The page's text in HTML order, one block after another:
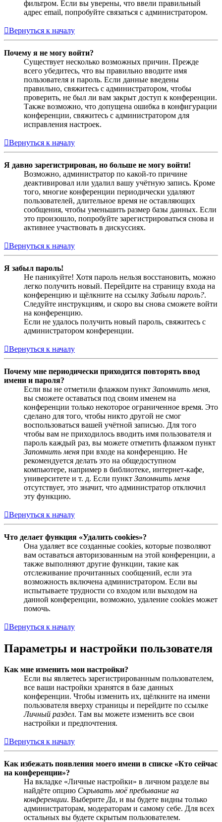
фильтром. Если вы уверены, что ввели правильный
адрес email, попробуйте связаться с администратором.
Вернуться к началу
Почему я не могу войти?
Существует несколько возможных причин. Прежде
всего убедитесь, что вы правильно вводите имя
пользователя и пароль. Если данные введены
правильно, свяжитесь с администратором, чтобы
проверить, не был ли вам закрыт доступ к конференции.
Также возможно, что допущена ошибка в конфигурации
конференции, свяжитесь с администратором для
исправления настроек.
Вернуться к началу
Я давно зарегистрирован, но больше не могу войти!
Возможно, администратор по какой-то причине
деактивировал или удалил вашу учётную запись. Кроме
того, многие конференции периодически удаляют
пользователей, длительное время не оставляющих
сообщения, чтобы уменьшить размер базы данных. Если
это произошло, попробуйте зарегистрироваться снова и
активнее участвовать в дискуссиях.
Вернуться к началу
Я забыл пароль!
Не паникуйте! Хотя пароль нельзя восстановить, можно
легко получить новый. Перейдите на страницу входа на
конференцию и щёлкните на ссылку Забыли пароль?.
Следуйте инструкциям, и скоро вы снова сможете войти
на конференцию.
Если не удалось получить новый пароль, свяжитесь с
администратором конференции.
Вернуться к началу
Почему мне периодически приходится повторять ввод
имени и пароля?
Если вы не отметили флажком пункт Запомнить меня,
вы сможете оставаться под своим именем на
конференции только некоторое ограниченное время. Это
сделано для того, чтобы никто другой не смог
воспользоваться вашей учётной записью. Для того
чтобы вам не приходилось вводить имя пользователя и
пароль каждый раз, вы можете отметить флажком пункт
Запомнить меня при входе на конференцию. Не
рекомендуется делать это на общедоступном
компьютере, например в библиотеке, интернет-кафе,
университете и т. д. Если пункт Запомнить меня
отсутствует, это значит, что администратор отключил
эту функцию.
Вернуться к началу
Что делает функция «Удалить cookies»?
Она удаляет все созданные cookies, которые позволяют
вам оставаться авторизованным на этой конференции, а
также выполняют другие функции, такие как
отслеживание прочитанных сообщений, если эта
возможность включена администратором. Если вы
испытываете трудности со входом или выходом на
данной конференции, возможно, удаление cookies может
помочь.
Вернуться к началу
Параметры и настройки пользователя
Как мне изменить мои настройки?
Если вы являетесь зарегистрированным пользователем,
все ваши настройки хранятся в базе данных
конференции. Чтобы изменить их, щёлкните на имени
пользователя вверху страницы и перейдите по ссылке
Личный раздел. Там вы можете изменить все свои
настройки и предпочтения.
Вернуться к началу
Как избежать появления моего имени в списке «Кто сейчас
на конференции»?
На вкладке «Личные настройки» в личном разделе вы
найдёте опцию Скрывать моё пребывание на
конференции. Выберите Да, и вы будете видны только
администраторам, модераторам и самому себе. Для всех
остальных вы будете скрытым пользователем.